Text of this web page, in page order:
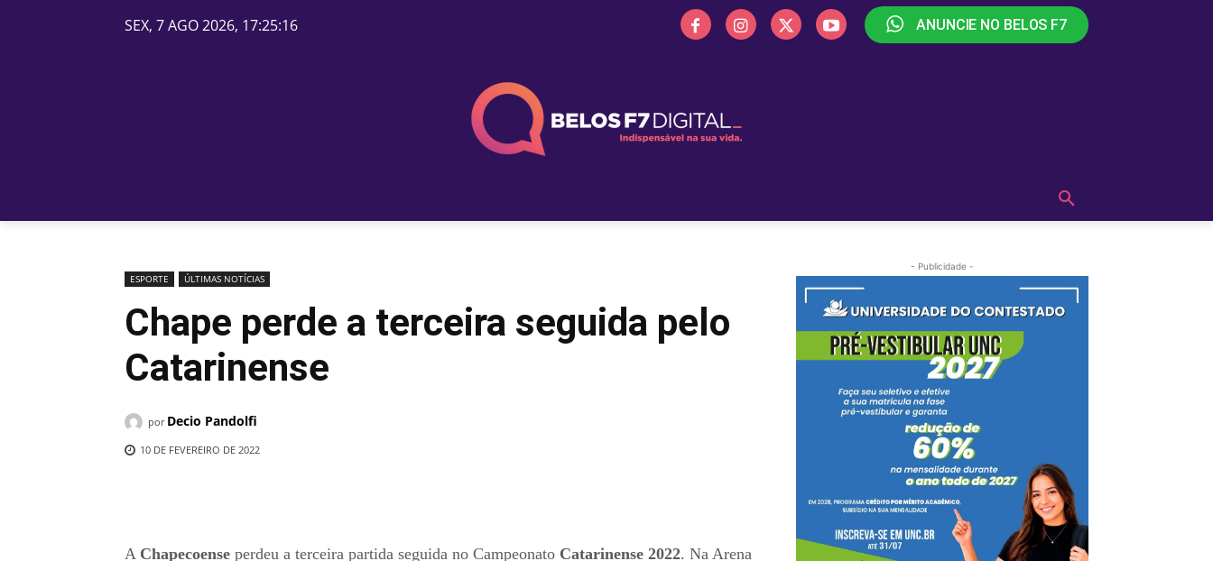
SEX, 7 AGO 2026, 17:25:16 ANUNCIE NO BELOS F7
ESPORTE ÚLTIMAS NOTÍCIAS
Chape perde a terceira seguida pelo
Catarinense
por Decio Pandolfi
10 DE FEVEREIRO DE 2022
A Chapecoense perdeu a terceira partida seguida no Campeonato Catarinense 2022. Na Arena
- Publicidade -